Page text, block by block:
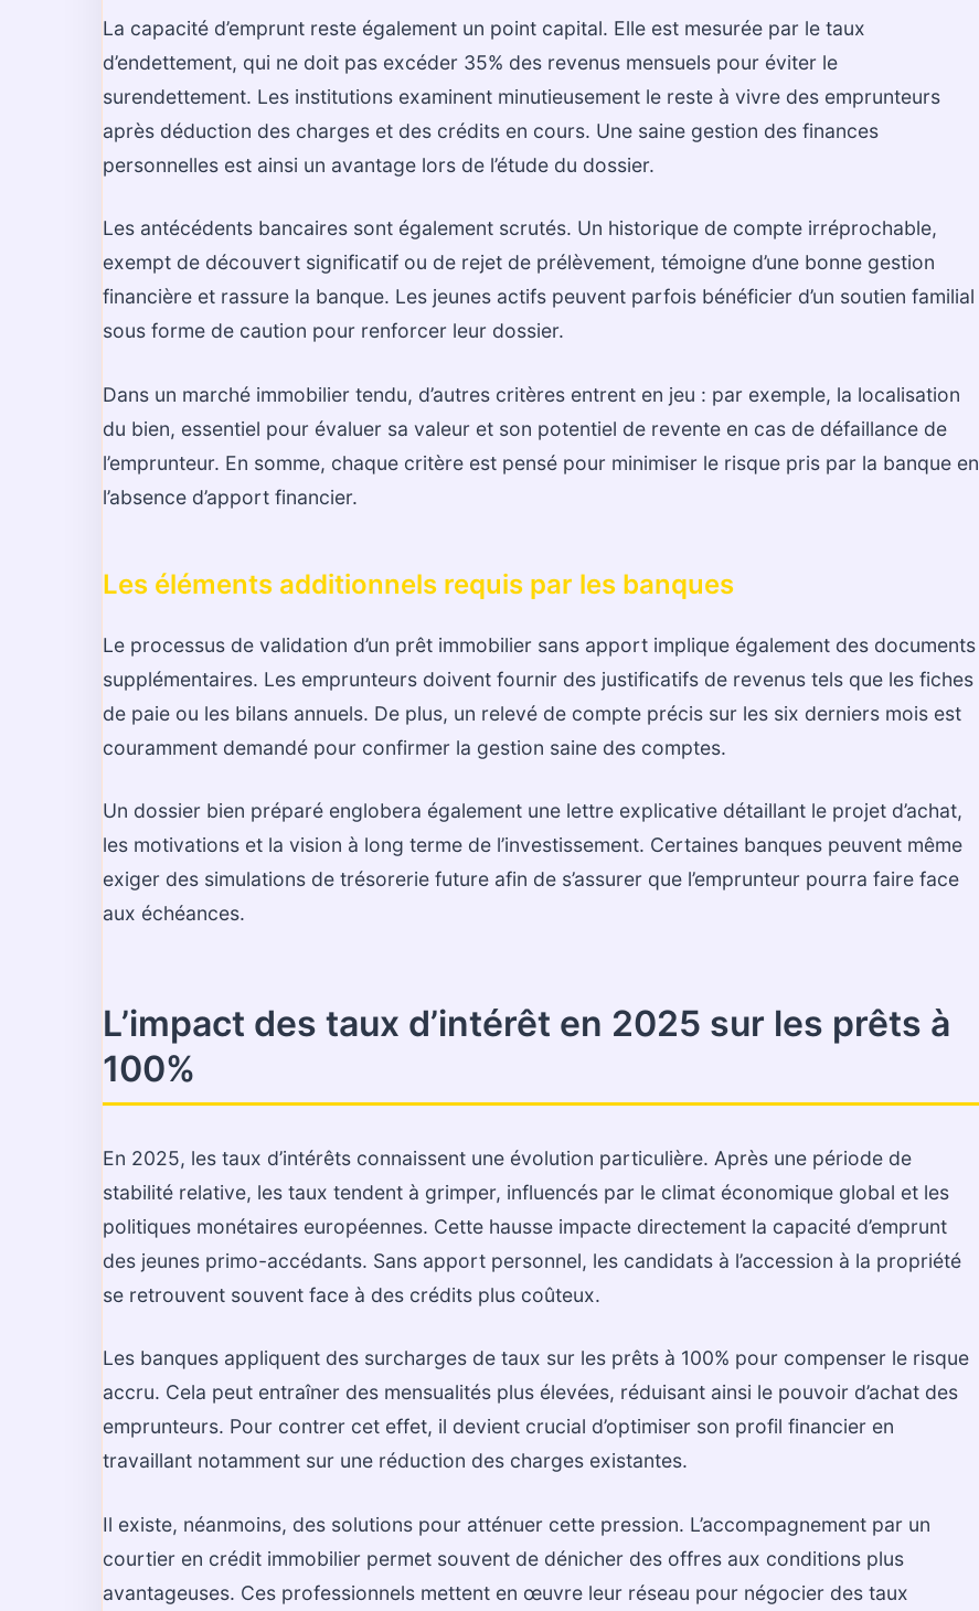
La capacité d’emprunt reste également un point capital. Elle est mesurée par le taux
d’endettement, qui ne doit pas excéder 35% des revenus mensuels pour éviter le
surendettement. Les institutions examinent minutieusement le reste à vivre des emprunteurs
après déduction des charges et des crédits en cours. Une saine gestion des finances
personnelles est ainsi un avantage lors de l’étude du dossier.
Les antécédents bancaires sont également scrutés. Un historique de compte irréprochable,
exempt de découvert significatif ou de rejet de prélèvement, témoigne d’une bonne gestion
financière et rassure la banque. Les jeunes actifs peuvent parfois bénéficier d’un soutien familial
sous forme de caution pour renforcer leur dossier.
Dans un marché immobilier tendu, d’autres critères entrent en jeu : par exemple, la localisation
du bien, essentiel pour évaluer sa valeur et son potentiel de revente en cas de défaillance de
l’emprunteur. En somme, chaque critère est pensé pour minimiser le risque pris par la banque en
l’absence d’apport financier.
Les éléments additionnels requis par les banques
Le processus de validation d’un prêt immobilier sans apport implique également des documents
supplémentaires. Les emprunteurs doivent fournir des justificatifs de revenus tels que les fiches
de paie ou les bilans annuels. De plus, un relevé de compte précis sur les six derniers mois est
couramment demandé pour confirmer la gestion saine des comptes.
Un dossier bien préparé englobera également une lettre explicative détaillant le projet d’achat,
les motivations et la vision à long terme de l’investissement. Certaines banques peuvent même
exiger des simulations de trésorerie future afin de s’assurer que l’emprunteur pourra faire face
aux échéances.
L’impact des taux d’intérêt en 2025 sur les prêts à
100%
En 2025, les taux d’intérêts connaissent une évolution particulière. Après une période de
stabilité relative, les taux tendent à grimper, influencés par le climat économique global et les
politiques monétaires européennes. Cette hausse impacte directement la capacité d’emprunt
des jeunes primo-accédants. Sans apport personnel, les candidats à l’accession à la propriété
se retrouvent souvent face à des crédits plus coûteux.
Les banques appliquent des surcharges de taux sur les prêts à 100% pour compenser le risque
accru. Cela peut entraîner des mensualités plus élevées, réduisant ainsi le pouvoir d’achat des
emprunteurs. Pour contrer cet effet, il devient crucial d’optimiser son profil financier en
travaillant notamment sur une réduction des charges existantes.
Il existe, néanmoins, des solutions pour atténuer cette pression. L’accompagnement par un
courtier en crédit immobilier permet souvent de dénicher des offres aux conditions plus
avantageuses. Ces professionnels mettent en œuvre leur réseau pour négocier des taux